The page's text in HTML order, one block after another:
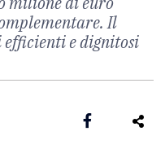
Il
e dignitosi